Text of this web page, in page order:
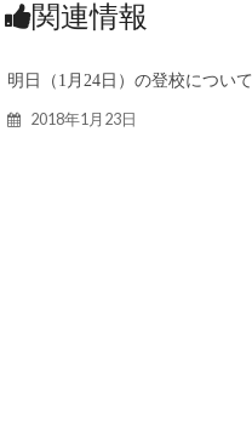
関連情報
明日（1月24日）の登校について
2018年1月23日